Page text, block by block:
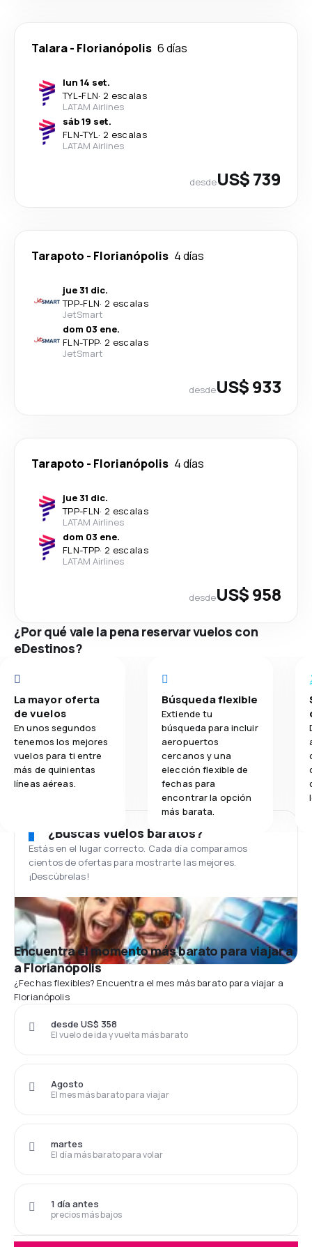
Talara- Florianópolis 6 días
lun 14 set.
TYL-FLN· 2 escalas
LATAM Airlines
sáb 19 set.
FLN-TYL· 2 escalas
LATAM Airlines
desdeUS$ 739
Tarapoto - Florianópolis 4 días
jue 31 dic.
TPP-FLN· 2 escalas
JetSmart
dom 03 ene.
FLN-TPP· 2 escalas
JetSmart
desdeUS$ 933
Tarapoto - Florianópolis 4 días
jue 31 dic.
TPP-FLN· 2 escalas
LATAM Airlines
dom 03 ene.
FLN-TPP· 2 escalas
LATAM Airlines
desdeUS$ 958
¿Por qué vale la pena reservar vuelos con
eDestinos?
La mayor oferta
de vuelos
En unos segundos
tenemos los mejores
vuelos para ti entre
más de quinientas
líneas aéreas.
Búsqueda flexible
Extiende tu
búsqueda para incluir
aeropuertos
cercanos y una
elección flexible de
fechas para
encontrar la opción
más barata.
¿Buscas vuelos baratos?
Estás en el lugar correcto. Cada día comparamos
cientos de ofertas para mostrarte las mejores.
¡Descúbrelas!
Encuentra el momento más barato para viajar a
a Florianópolis
¿Fechas flexibles? Encuentra el mes más barato para viajar a
Florianópolis
El vuelo de ida y vuelta más barato
desde US$ 358
El mes más barato para viajar
Agosto
El día más barato para volar
martes
precios más bajos
1 día antes